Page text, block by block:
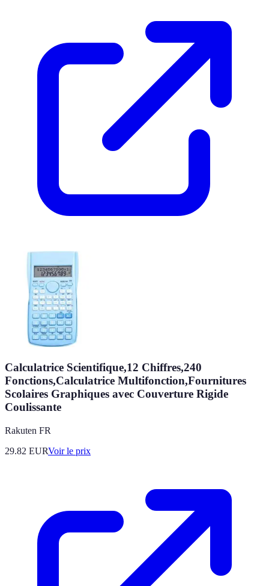
Calculatrice Scientifique,12 Chiffres,240
Fonctions,Calculatrice Multifonction,Fournitures
Scolaires Graphiques avec Couverture Rigide
Coulissante
Rakuten FR
29.82 EURVoir le prix